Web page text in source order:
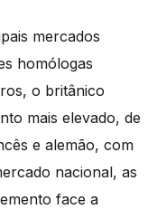
mercados
homólogas
o britânico
mais elevado, de
e alemão, com
nacional, as
face a